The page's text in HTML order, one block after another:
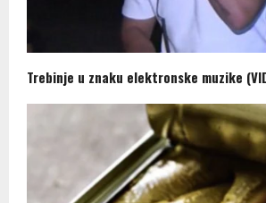
Trebinje u znaku elektronske muzike